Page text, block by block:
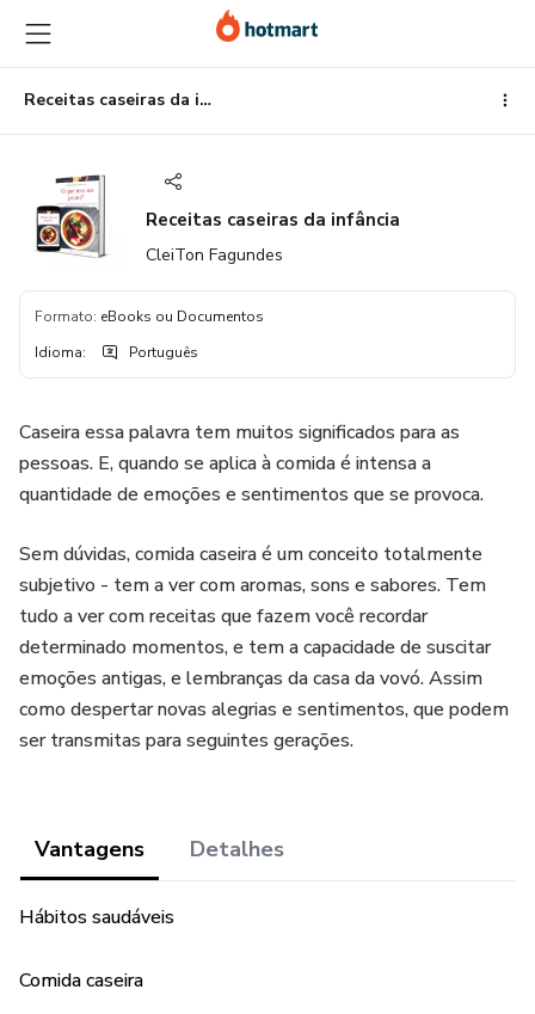
para
o
conteúdo
principal
para
o
pagamento
para
o
rodapé
Receitas caseiras da infância
Receitas caseiras da infância
CleiTon Fagundes
Formato: eBooks ou Documentos
Idioma: Português
Caseira essa palavra tem muitos significados para as
pessoas. E, quando se aplica à comida é intensa a
quantidade de emoções e sentimentos que se provoca.
Sem dúvidas, comida caseira é um conceito totalmente
subjetivo - tem a ver com aromas, sons e sabores. Tem
tudo a ver com receitas que fazem você recordar
determinado momentos, e tem a capacidade de suscitar
emoções antigas, e lembranças da casa da vovó. Assim
como despertar novas alegrias e sentimentos, que podem
ser transmitas para seguintes gerações.
Vantagens Detalhes
Hábitos saudáveis
Comida caseira